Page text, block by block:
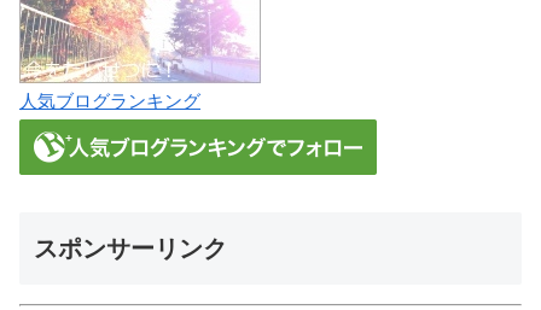
人気ブログランキング
スポンサーリンク